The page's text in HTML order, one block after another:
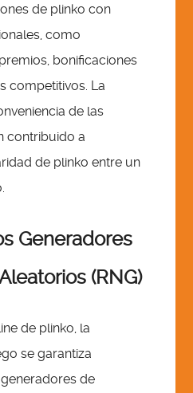
de plinko con
como
bonificaciones
competitivos. La
de las
contribuido a
de plinko entre un
Generadores
(RNG)
de plinko, la
se garantiza
de